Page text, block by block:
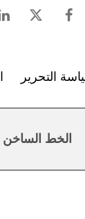
التحرير
الخط الساخن